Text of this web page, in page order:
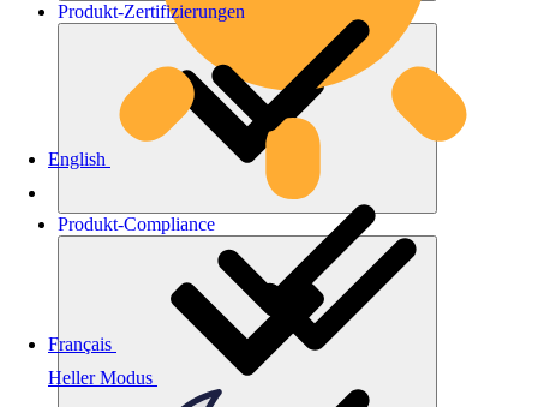
Heller Modus
English
Français
Produkt-Zertifizierungen
Produkt-Compliance